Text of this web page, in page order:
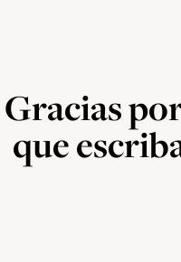
Gracias
que